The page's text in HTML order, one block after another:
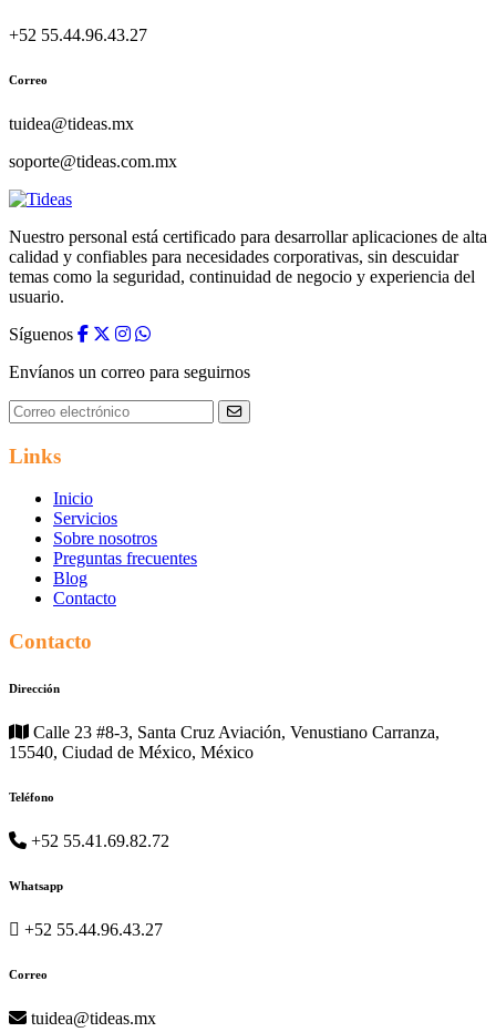
+52 55.44.96.43.27
Correo
tuidea@tideas.mx
soporte@tideas.com.mx
Nuestro personal está certificado para desarrollar aplicaciones de alta
calidad y confiables para necesidades corporativas, sin descuidar
temas como la seguridad, continuidad de negocio y experiencia del
usuario.
Síguenos
Envíanos un correo para seguirnos
Links
Inicio
Servicios
Sobre nosotros
Preguntas frecuentes
Blog
Contacto
Contacto
Dirección
Calle 23 #8-3, Santa Cruz Aviación, Venustiano Carranza,
15540, Ciudad de México, México
Teléfono
+52 55.41.69.82.72
Whatsapp
+52 55.44.96.43.27
Correo
tuidea@tideas.mx